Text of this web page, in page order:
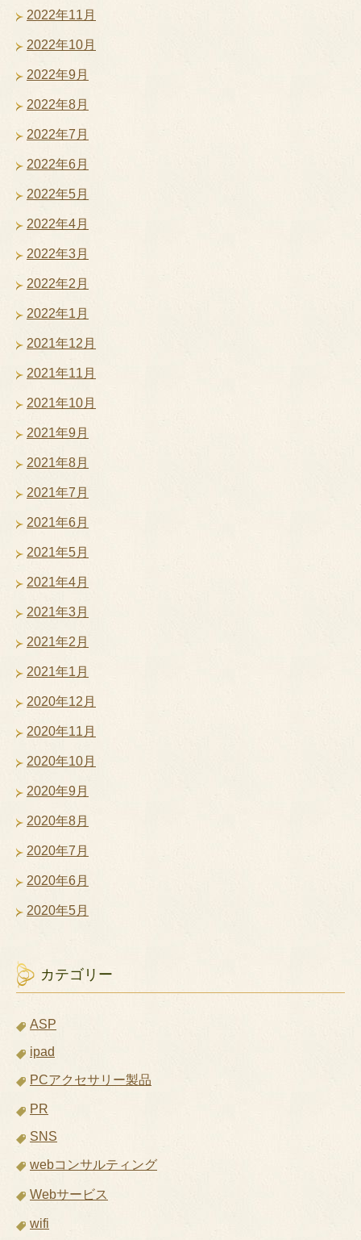
2022年11月
2022年10月
2022年9月
2022年8月
2022年7月
2022年6月
2022年5月
2022年4月
2022年3月
2022年2月
2022年1月
2021年12月
2021年11月
2021年10月
2021年9月
2021年8月
2021年7月
2021年6月
2021年5月
2021年4月
2021年3月
2021年2月
2021年1月
2020年12月
2020年11月
2020年10月
2020年9月
2020年8月
2020年7月
2020年6月
2020年5月
カテゴリー
ASP
ipad
PCアクセサリー製品
PR
SNS
webコンサルティング
Webサービス
wifi